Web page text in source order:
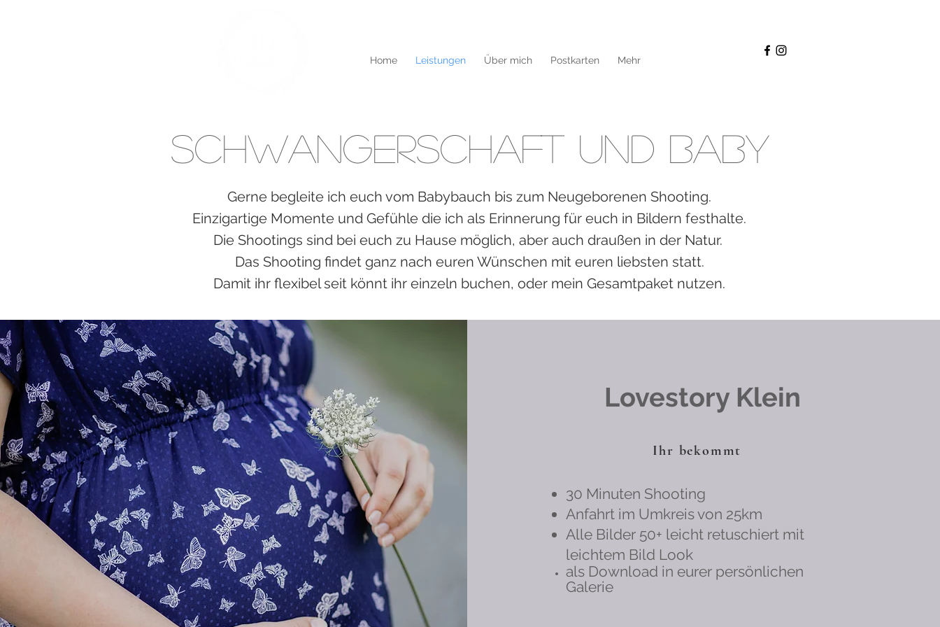
Home Leistungen Über mich Postkarten Mehr
Schwangerschaft und Baby
Gerne begleite ich euch vom Babybauch bis zum Neugeborenen Shooting.
Einzigartige Momente und Gefühle die ich als Erinnerung für euch in Bildern festhalte.
Die Shootings sind bei euch zu Hause möglich, aber auch draußen in der Natur.
Das Shooting findet ganz nach euren Wünschen mit euren liebsten statt.
Damit ihr flexibel seit könnt ihr einzeln buchen, oder mein Gesamtpaket nutzen.
Lovestory Klein
Ihr bekommt
30 Minuten Shooting
Anfahrt im Umkreis von 25km
Alle Bilder 50+ leicht retuschiert mit
leichtem Bild Look
als Download in eurer persönlichen
Galerie